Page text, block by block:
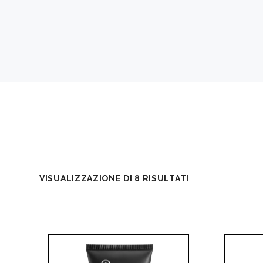
VISUALIZZAZIONE DI 8 RISULTATI